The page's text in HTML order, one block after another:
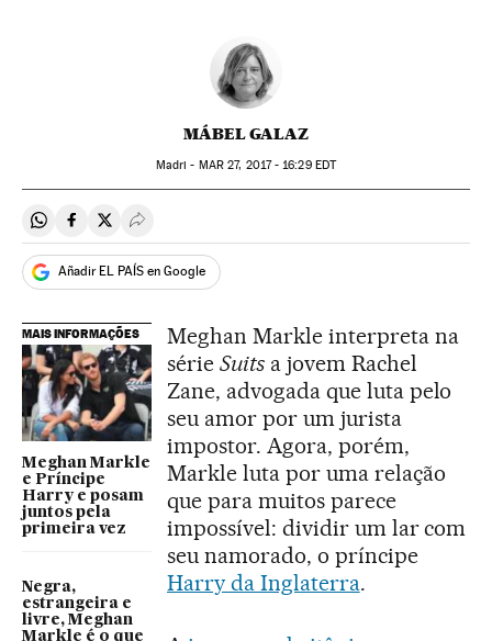
MÁBEL GALAZ
Madri - MAR 27, 2017 - 16:29EDT
Compartir en Whatsapp
Compartir en Facebook
Compartir en Twitter
Desplegar Redes Sociales
Añadir EL PAÍS en Google
MAIS INFORMAÇÕES
Meghan Markle
e Príncipe
Harry e posam
juntos pela
primeira vez
Negra,
estrangeira e
livre, Meghan
Markle é o que
Meghan Markle interpreta na
série Suitsa jovem Rachel
Zane, advogada que luta pelo
seu amor por um jurista
impostor. Agora, porém,
Markle luta por uma relação
que para muitos parece
impossível: dividir um lar com
seu namorado, o príncipe
Harry da Inglaterra.